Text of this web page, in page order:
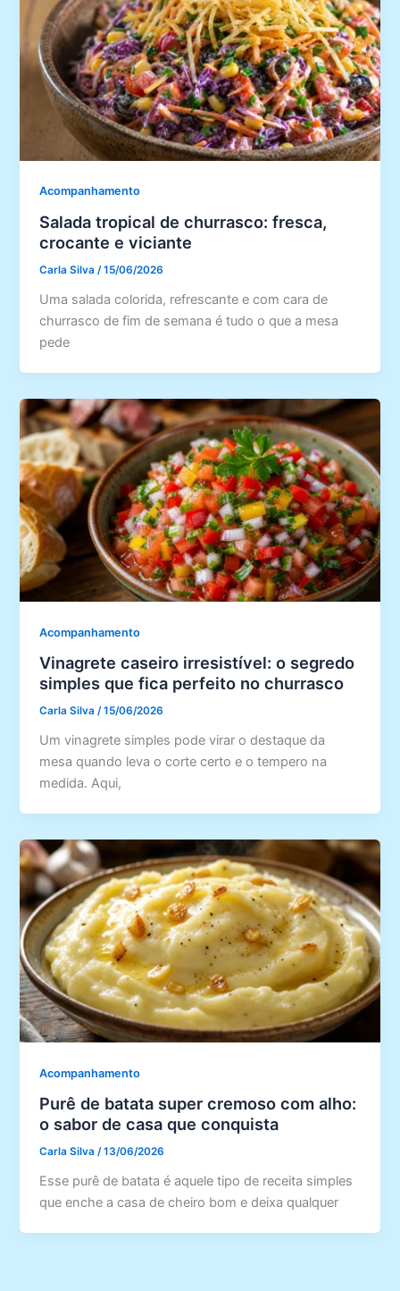
Acompanhamento
Salada tropical de churrasco: fresca,
crocante e viciante
Carla Silva/15/06/2026
Uma salada colorida, refrescante e com cara de
churrasco de fim de semana é tudo o que a mesa
pede
Acompanhamento
Vinagrete caseiro irresistível: o segredo
simples que fica perfeito no churrasco
Carla Silva/15/06/2026
Um vinagrete simples pode virar o destaque da
mesa quando leva o corte certo e o tempero na
medida. Aqui,
Acompanhamento
Purê de batata super cremoso com alho:
o sabor de casa que conquista
Carla Silva/13/06/2026
Esse purê de batata é aquele tipo de receita simples
que enche a casa de cheiro bom e deixa qualquer